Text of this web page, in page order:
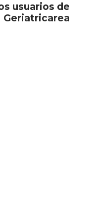
usuarios de
Geriatricarea